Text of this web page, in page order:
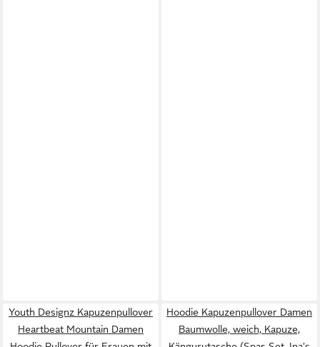
Youth Designz Kapuzenpullover
Heartbeat Mountain Damen
Hoodie Kapuzenpullover Damen
Baumwolle, weich, Kapuze,